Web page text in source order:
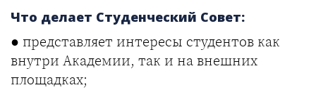
Что делает Студенческий Совет:
● представляет интересы студентов как
внутри Академии, так и на внешних
площадках;